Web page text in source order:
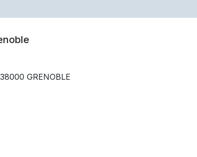
GRENOBLE